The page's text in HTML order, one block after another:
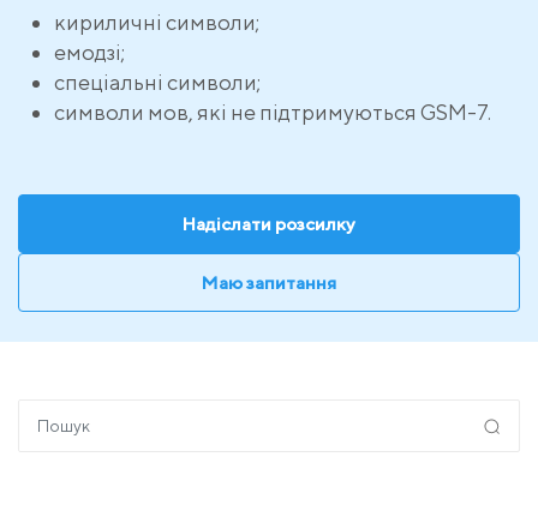
кириличні символи;
емодзі;
спеціальні символи;
символи мов, які не підтримуються GSM-7.
Надіслати розсилку
Маю запитання